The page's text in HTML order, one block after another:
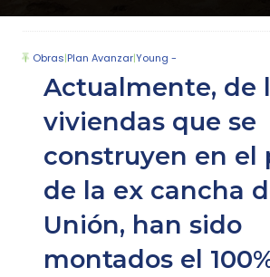
Obras|Plan Avanzar|Young -
Actualmente, de
viviendas que se
construyen en el
de la ex cancha
Unión, han sido
montados el